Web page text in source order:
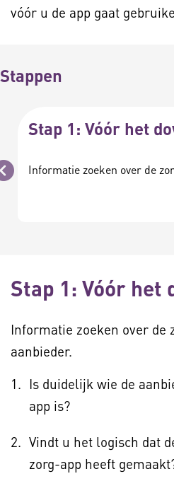
vóór u de app gaat
Stappen
Vorige
Stap 1: Vóór het
Informatie zoeken over de
Stap 1: Vóór het
Informatie zoeken over de
aanbieder.
Is duidelijk wie de
app is?
Vindt u het logisch dat
zorg-app heeft